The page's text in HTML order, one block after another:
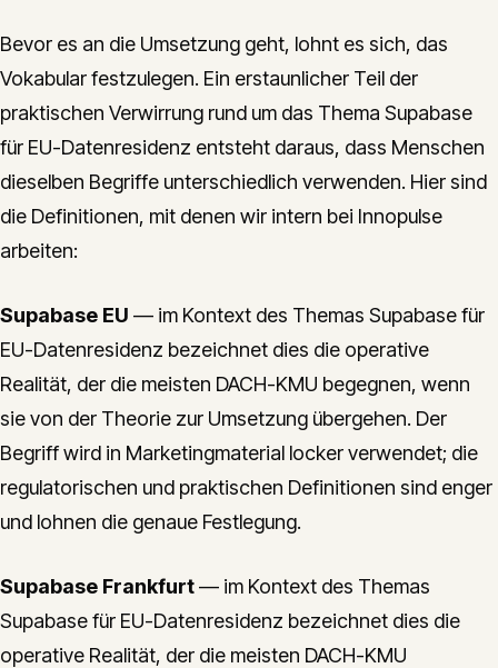
Bevor es an die Umsetzung geht, lohnt es sich, das
Vokabular festzulegen. Ein erstaunlicher Teil der
praktischen Verwirrung rund um das Thema Supabase
für EU-Datenresidenz entsteht daraus, dass Menschen
dieselben Begriffe unterschiedlich verwenden. Hier sind
die Definitionen, mit denen wir intern bei Innopulse
arbeiten:
Supabase EU — im Kontext des Themas Supabase für
EU-Datenresidenz bezeichnet dies die operative
Realität, der die meisten DACH-KMU begegnen, wenn
sie von der Theorie zur Umsetzung übergehen. Der
Begriff wird in Marketingmaterial locker verwendet; die
regulatorischen und praktischen Definitionen sind enger
und lohnen die genaue Festlegung.
Supabase Frankfurt— im Kontext des Themas
Supabase für EU-Datenresidenz bezeichnet dies die
operative Realität, der die meisten DACH-KMU